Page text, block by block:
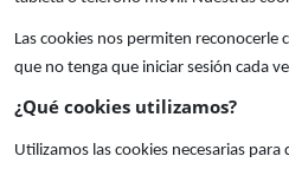
Las cookies nos permiten
que no tenga que iniciar sesión cada
¿Qué cookies utilizamos?
Utilizamos las cookies necesarias